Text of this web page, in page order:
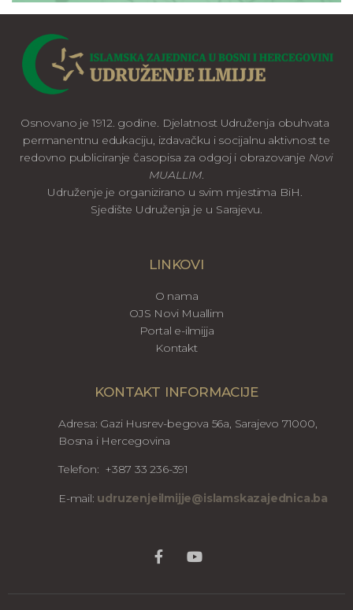
Osnovano je 1912. godine. Djelatnost Udruženja obuhvata
permanentnu edukaciju, izdavačku i socijalnu aktivnost te
redovno publiciranje časopisa za odgoj i obrazovanje Novi
MUALLIM.
Udruženje je organizirano u svim mjestima BiH.
Sjedište Udruženja je u Sarajevu.
LINKOVI
O nama
OJS Novi Muallim
Portal e-ilmijja
Kontakt
KONTAKT INFORMACIJE
Adresa: Gazi Husrev-begova 56a, Sarajevo 71000,
Bosna i Hercegovina
Telefon: +387 33 236-391
E-mail: udruzenjeilmijje@islamskazajednica.ba